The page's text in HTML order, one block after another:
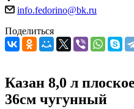
info.fedorino@bk.ru
Поделиться
Казан 8,0 л
36см чугунный